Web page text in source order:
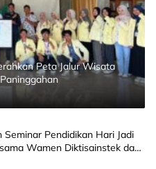
Peta Jalur Wisata
Seminar Pendidikan Hari Jadi
Wamen Diktisainstek dan